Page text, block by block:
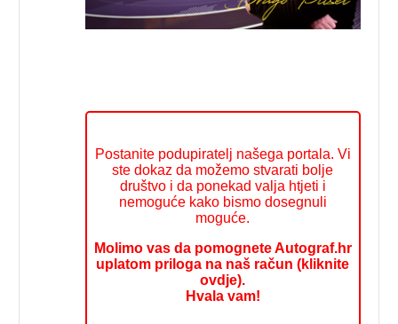
Postanite podupiratelj našega portala. Vi
ste dokaz da možemo stvarati bolje
društvo i da ponekad valja htjeti i
nemoguće kako bismo dosegnuli
moguće.
Molimo vas da pomognete Autograf.hr
uplatom priloga na naš račun (kliknite
ovdje).
Hvala vam!